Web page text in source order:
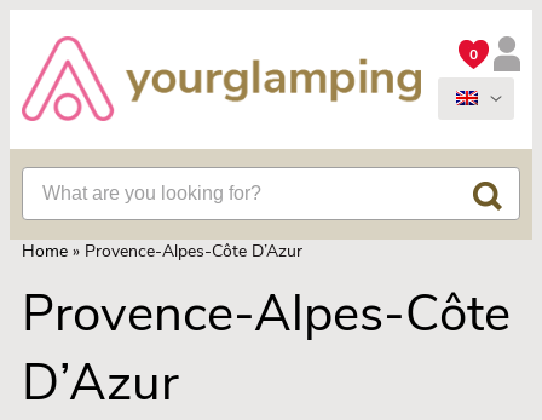
0
Home » Provence-Alpes-Côte D’Azur
Provence-Alpes-Côte
D’Azur